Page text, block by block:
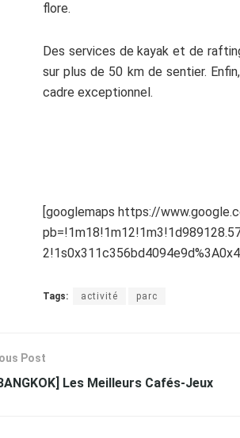
flore.
Des services de kayak et de
sur plus de 50 km de sentier.
cadre exceptionnel.
[googlemaps https://
Tags: activité parc
Post
Les Meilleurs Cafés-Jeux